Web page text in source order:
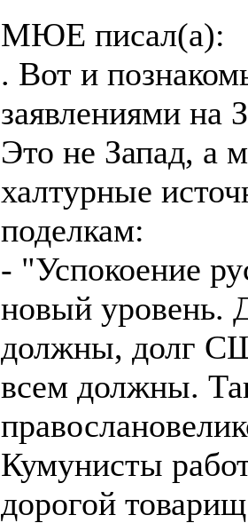
МЮЕ писал(а):
. Вот и
заявлениями на
Это не Запад, а
халтурные
поделкам:
- "Успокоение
новый уровень.
должны, долг
всем должны.
Кумунисты
дорогой